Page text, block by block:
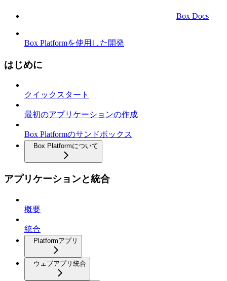
Box Docs
Box Platformを使用した開発
はじめに
クイックスタート
最初のアプリケーションの作成
Box Platformのサンドボックス
Box Platformについて
アプリケーションと統合
概要
統合
Platformアプリ
ウェブアプリ統合